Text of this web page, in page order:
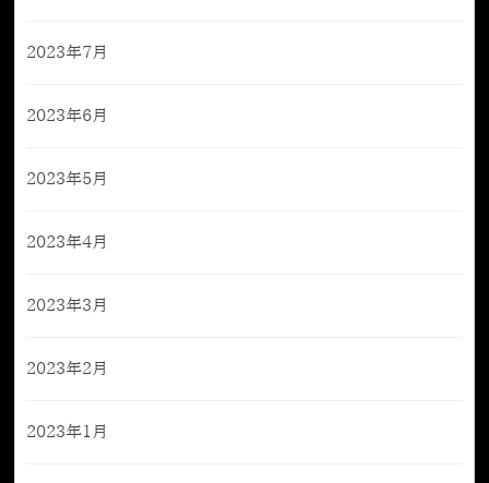
2023年7月
2023年6月
2023年5月
2023年4月
2023年3月
2023年2月
2023年1月